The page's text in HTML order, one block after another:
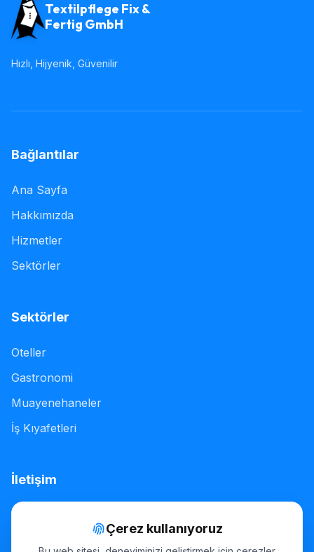
Textilpflege Fix &
Fertig GmbH
Hızlı, Hijyenik, Güvenilir
Bağlantılar
Ana Sayfa
Hakkımızda
Hizmetler
Sektörler
Sektörler
Oteller
Gastronomi
Muayenehaneler
İş Kıyafetleri
İletişim
+49 (0) 40 432 82 373
Çerez kullanıyoruz